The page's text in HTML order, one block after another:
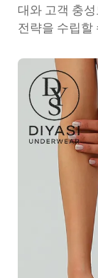
대와 고객 충
전략을 수립할